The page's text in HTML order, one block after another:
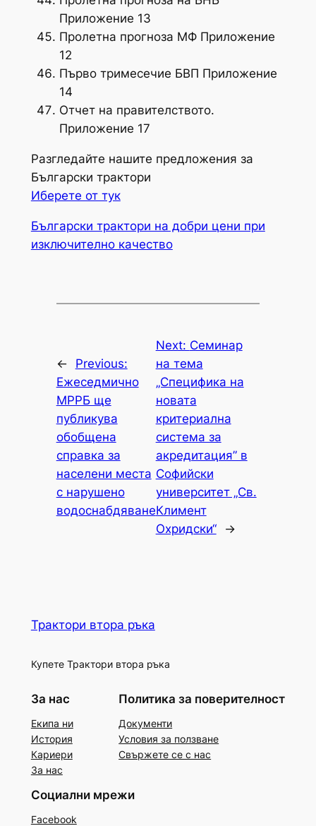
Приложение 13
Пролетна прогноза МФ Приложение
12
Първо тримесечие БВП Приложение
14
Отчет на правителството.
Приложение 17
Разгледайте нашите предложения за
Български трактори
Иберете от тук
Български трактори на добри цени при
изключително качество
←
Previous:
Ежеседмично
МРРБ ще
публикува
обобщена
справка за
населени места
с нарушено
водоснабдяване
Next: Семинар
на тема
„Специфика на
новата
критериална
система за
акредитация” в
Софийски
университет „Св.
Климент
Охридски“
→
Трактори втора ръка
Купете Трактори втора ръка
За нас
Екипа ни
История
Кариери
За нас
Политика за поверителност
Документи
Условия за ползване
Свържете се с нас
Социални мрежи
Facebook